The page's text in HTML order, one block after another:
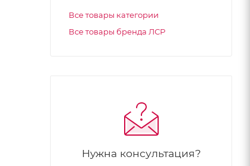
Все товары категории
Все товары бренда ЛСР
Нужна консультация?